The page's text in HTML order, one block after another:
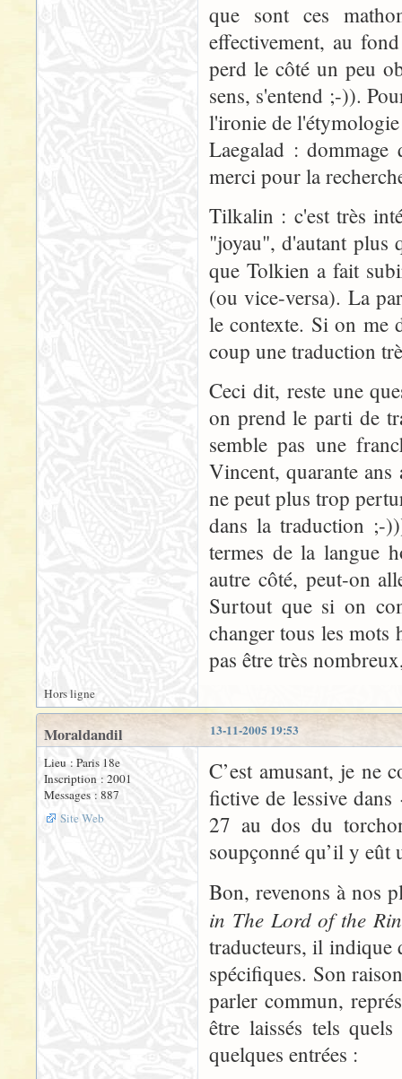
que sont ces
effectivement, au
perd le côté un peu
sens, s'entend ;-)).
l'ironie de
Laegalad :
merci pour la
Tilkalin : c'est très
"joyau", d'autant plus
que Tolkien a fait
(ou vice-versa). La
le contexte. Si on me
coup une traduction
Ceci dit, reste une
on prend le parti de
semble pas une
Vincent, quarante
ne peut plus trop
dans la traduction ;-
termes de la langue
autre côté, peut-on
Surtout que si on
changer tous les mots
pas être très
Hors ligne
13-11-2005 19:53
Moraldandil
Lieu : Paris 18e
Inscription : 2001
Messages : 887
Site Web
C’est amusant, je ne
fictive de lessive
27 au dos du
soupçonné qu’il y eût
Bon, revenons à nos
in The Lord of the
traducteurs, il indique
spécifiques. Son
parler commun,
être laissés tels
quelques entrées :